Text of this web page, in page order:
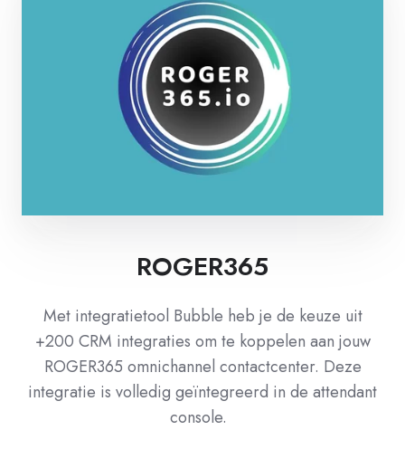
ROGER365
Met integratietool Bubble heb je de keuze uit
+200 CRM integraties om te koppelen aan jouw
ROGER365 omnichannel contactcenter. Deze
integratie is volledig geïntegreerd in de attendant
console.